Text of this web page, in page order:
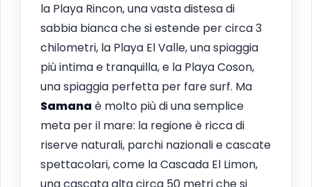
la Playa Rincon, una vasta distesa di
sabbia bianca che si estende per circa 3
chilometri, la Playa El Valle, una spiaggia
più intima e tranquilla, e la Playa Coson,
una spiaggia perfetta per fare surf. Ma
Samana è molto più di una semplice
meta per il mare: la regione è ricca di
riserve naturali, parchi nazionali e cascate
spettacolari, come la Cascada El Limon,